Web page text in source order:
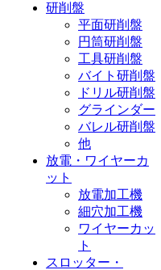
研削盤
平面研削盤
円筒研削盤
工具研削盤
バイト研削盤
ドリル研削盤
グラインダー
バレル研削盤
他
放電・ワイヤーカ
ット
放電加工機
細穴加工機
ワイヤーカッ
ト
スロッター・